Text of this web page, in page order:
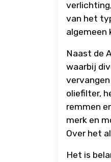
van het
algemeen
Naast de
waarbij
oliefilter,
remmen
merk en
Over het
Het is